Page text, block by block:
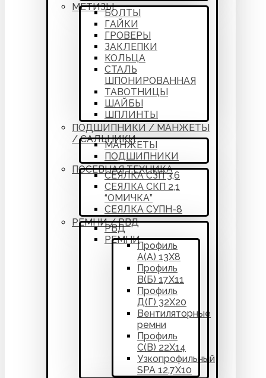
МЕТИЗЫ
БОЛТЫ
ГАЙКИ
ГРОВЕРЫ
ЗАКЛЕПКИ
КОЛЬЦА
СТАЛЬ
ШПОНИРОВАННАЯ
ТАВОТНИЦЫ
ШАЙБЫ
ШПЛИНТЫ
ПОДШИПНИКИ / МАНЖЕТЫ
/ САЛЬНИКИ
МАНЖЕТЫ
ПОДШИПНИКИ
ПОСЕВНАЯ ТЕХНИКА
СЕЯЛКА СЗП 3,6
СЕЯЛКА СКП 2,1
“ОМИЧКА”
СЕЯЛКА СУПН-8
РЕМНИ / РВД
РВД
РЕМНИ
Профиль
А(А) 13Х8
Профиль
В(Б) 17Х11
Профиль
Д(Г) 32Х20
Вентиляторные
ремни
Профиль
С(В) 22Х14
Узкопрофильный
SPA 12,7Х10